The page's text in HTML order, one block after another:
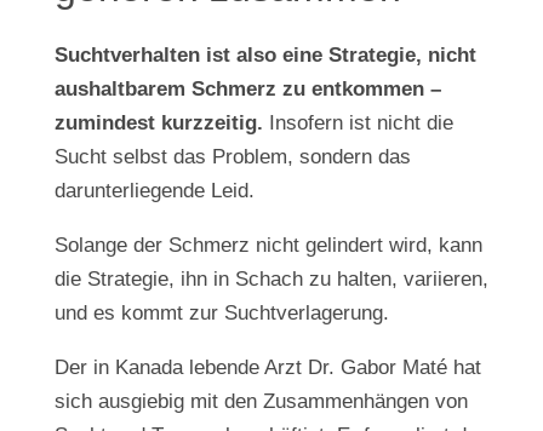
Suchtverhalten ist also eine Strategie, nicht
aushaltbarem Schmerz zu entkommen –
zumindest kurzzeitig. Insofern ist nicht die
Sucht selbst das Problem, sondern das
darunterliegende Leid.
Solange der Schmerz nicht gelindert wird, kann
die Strategie, ihn in Schach zu halten, variieren,
und es kommt zur Suchtverlagerung.
Der in Kanada lebende Arzt Dr. Gabor Maté hat
sich ausgiebig mit den Zusammenhängen von